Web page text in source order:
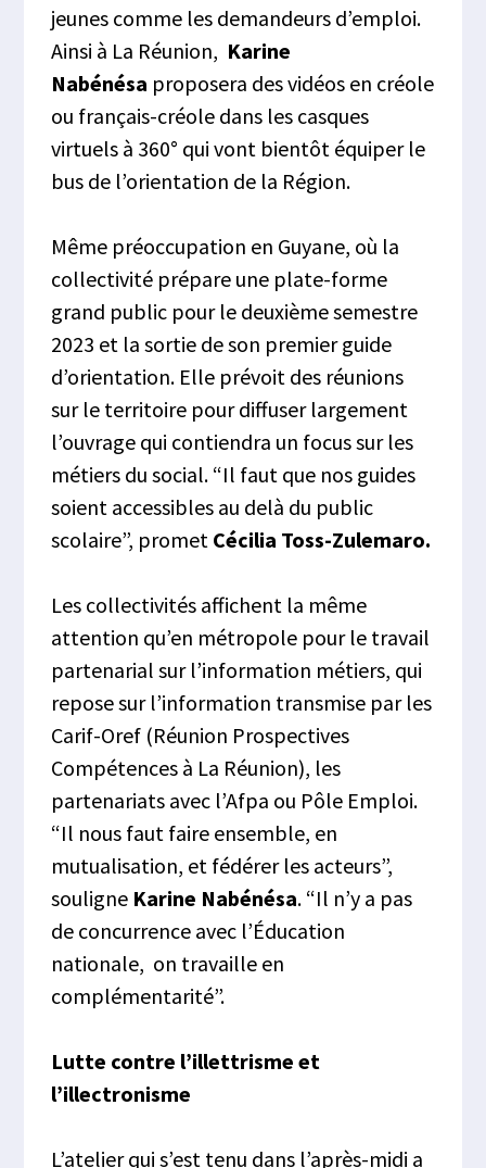
jeunes comme les demandeurs d’emploi.
Ainsi à La Réunion, Karine
Nabénésa proposera des vidéos en créole
ou français-créole dans les casques
virtuels à 360° qui vont bientôt équiper le
bus de l’orientation de la Région.
Même préoccupation en Guyane, où la
collectivité prépare une plate-forme
grand public pour le deuxième semestre
2023 et la sortie de son premier guide
d’orientation. Elle prévoit des réunions
sur le territoire pour diffuser largement
l’ouvrage qui contiendra un focus sur les
métiers du social. “Il faut que nos guides
soient accessibles au delà du public
scolaire”, promet Cécilia Toss-Zulemaro.
Les collectivités affichent la même
attention qu’en métropole pour le travail
partenarial sur l’information métiers, qui
repose sur l’information transmise par les
Carif-Oref (Réunion Prospectives
Compétences à La Réunion), les
partenariats avec l’Afpa ou Pôle Emploi.
“Il nous faut faire ensemble, en
mutualisation, et fédérer les acteurs”,
souligne Karine Nabénésa. “Il n’y a pas
de concurrence avec l’Éducation
nationale, on travaille en
complémentarité”.
Lutte contre l’illettrisme et
l’illectronisme
L’atelier qui s’est tenu dans l’après-midi a